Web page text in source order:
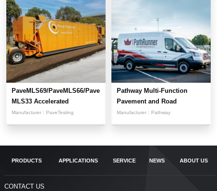
PaveMLS69/PaveMLS66/Pave
MLS33 Accelerated
Pavement...
Manufacturer： PaveTesting
Pathway Multi-Function
Pavement and Road
Condition...
Manufacturer： Pathway
PRODUCTS APPLICATIONS SERVICE NEWS ABOUT US
CONTACT US